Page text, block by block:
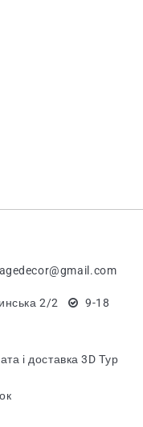
2/2 9-18
і доставка 3D Тур